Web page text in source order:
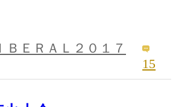
ＢＥＲＡＬ２０１７
15